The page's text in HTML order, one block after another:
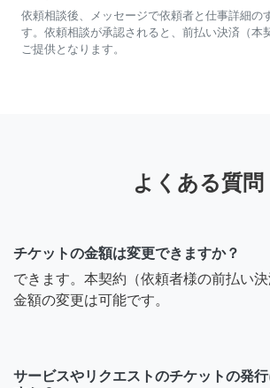
依頼相談後、メッセージで依頼者と仕事詳細の
す。依頼相談が承認されると、前払い決済（
ご提供となります。
よくある質問
チケットの金額は変更できますか？
できます。本契約（依頼者様の前払い決
金額の変更は可能です。
サービスやリクエストのチケットの発